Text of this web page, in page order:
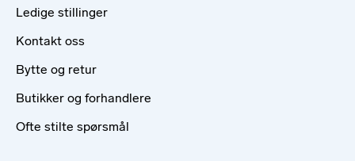
Ledige stillinger
Kontakt oss
Bytte og retur
Butikker og forhandlere
Ofte stilte spørsmål